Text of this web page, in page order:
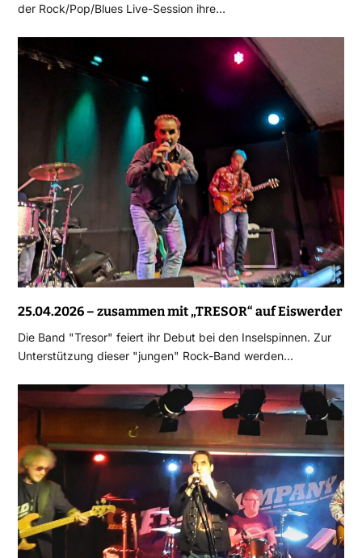
der Rock/Pop/Blues Live-Session ihre…
25.04.2026 – zusammen mit „TRESOR“ auf Eiswerder
Die Band "Tresor" feiert ihr Debut bei den Inselspinnen. Zur
Unterstützung dieser "jungen" Rock-Band werden…